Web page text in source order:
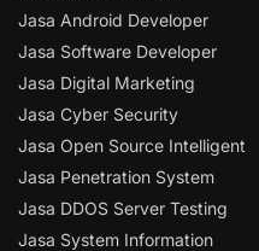
Jasa Android Developer
Jasa Software Developer
Jasa Digital Marketing
Jasa Cyber Security
Jasa Open Source Intelligent
Jasa Penetration System
Jasa DDOS Server Testing
Jasa System Information